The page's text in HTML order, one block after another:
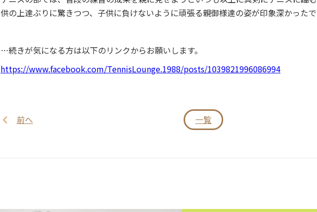
供の上達ぶりに驚きつつ、子供に負けないように頑張る親御様達の姿が印象深かった
…続きが気になる方は以下のリンクからお願いします。
https://www.facebook.com/TennisLounge.1988/posts/1039821996086994
前へ 一覧